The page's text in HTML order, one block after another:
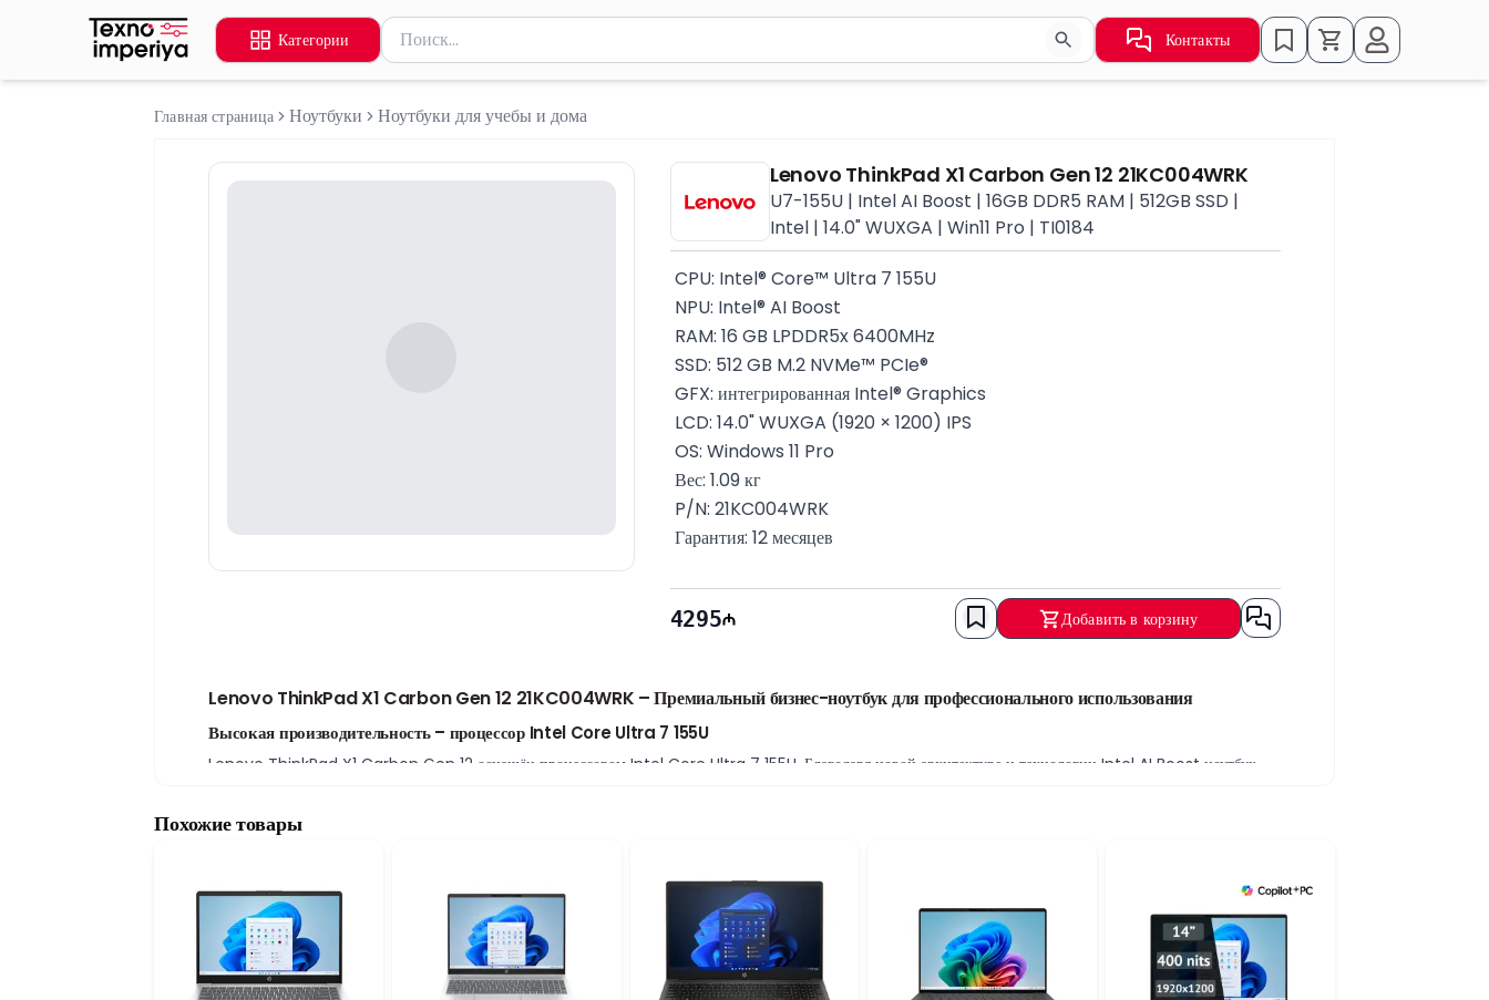
Категории
Поиск товаров
Введите минимум 2 символа для поиска. Нажмите Enter для отправки или используйте стрелки для навигации по результатам.
Контакты
Главная страница Ноутбуки Ноутбуки для учебы и дома
Lenovo ThinkPad X1 Carbon Gen 12 21KC004WRK
U7-155U | Intel AI Boost | 16GB DDR5 RAM | 512GB SSD |
Intel | 14.0" WUXGA | Win11 Pro | TI0184
CPU: Intel® Core™ Ultra 7 155U
NPU: Intel® AI Boost
RAM: 16 GB LPDDR5x 6400MHz
SSD: 512 GB M.2 NVMe™ PCIe®
GFX: интегрированная Intel® Graphics
LCD: 14.0" WUXGA (1920 × 1200) IPS
OS: Windows 11 Pro
Вес: 1.09 кг
P/N: 21KC004WRK
Гарантия: 12 месяцев
4295 Добавить в корзину
Lenovo ThinkPad X1 Carbon Gen 12 21KC004WRK – Премиальный бизнес-ноутбук для профессионального использования
Высокая производительность – процессор Intel Core Ultra 7 155U
Lenovo ThinkPad X1 Carbon Gen 12 оснащён процессором Intel Core Ultra 7 155U. Благодаря новой архитектуре и технологии Intel AI Boost ноутбук
16 ГБ DDR5 RAM и SSD 512 ГБ для быстрой работы
приложениями одновременно. Быстрый SSD обеспечивает ускоренную загрузку системы, программ и файлов, повышая эффективность рабочего процесса.
Графика Intel и 14-дюймовый экран WUXGA
Lenovo ThinkPad X1 Carbon Gen 12 с интегрированной графикой Intel обеспечивает удобную работу с мультимедиа, презентациями и повседневными
графическими задачами. 14-дюймовый экран WUXGA предлагает чёткое изображение, высокую детализацию и комфортное рабочее пространство.
Похожие товары